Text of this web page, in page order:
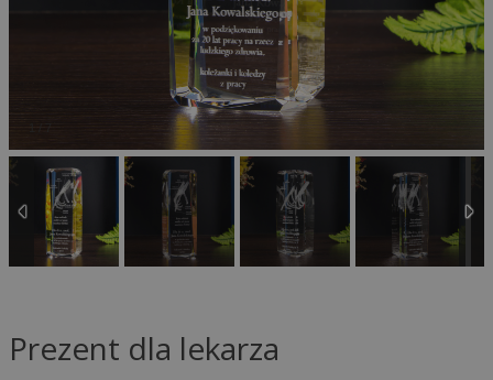
Prezent dla lekarza